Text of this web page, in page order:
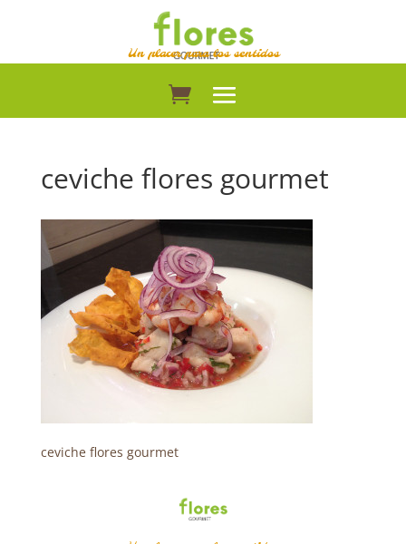
Un placer para los sentidos
ceviche flores gourmet
ceviche flores gourmet